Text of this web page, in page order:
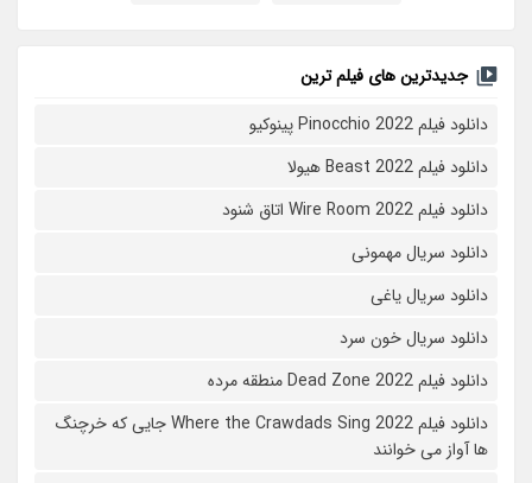
جدیدترین های فیلم ترین
دانلود فیلم Pinocchio 2022 پینوکیو
دانلود فیلم Beast 2022 هیولا
دانلود فیلم Wire Room 2022 اتاق شنود
دانلود سریال مهمونی
دانلود سریال یاغی
دانلود سریال خون سرد
دانلود فیلم 2022 Dead Zone منطقه مرده
دانلود فیلم Where the Crawdads Sing 2022 جایی که خرچنگ
ها آواز می خوانند